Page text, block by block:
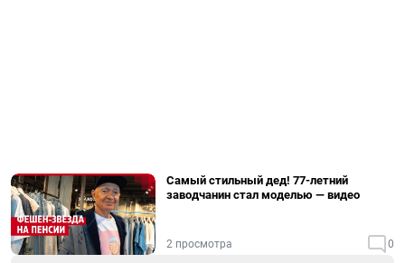
Самый стильный дед! 77-летний
заводчанин стал моделью — видео
2 просмотра 0